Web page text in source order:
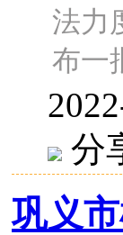
法力
布一
分
巩义